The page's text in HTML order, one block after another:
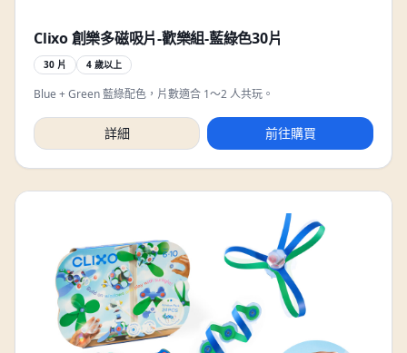
Clixo 創樂多磁吸片-歡樂組-藍綠色30片
30 片 4 歲以上
Blue + Green 藍綠配色，片數適合 1～2 人共玩。
詳細 前往購買